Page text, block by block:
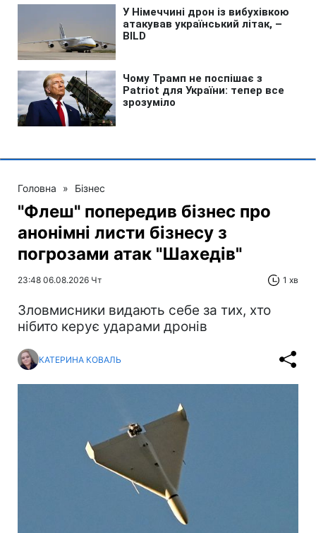
Головна » Бізнес
"Флеш" попередив бізнес про
анонімні листи бізнесу з
погрозами атак "Шахедів"
23:48 06.08.2026 Чт 1 хв
Зловмисники видають себе за тих, хто
нібито керує ударами дронів
КАТЕРИНА КОВАЛЬ